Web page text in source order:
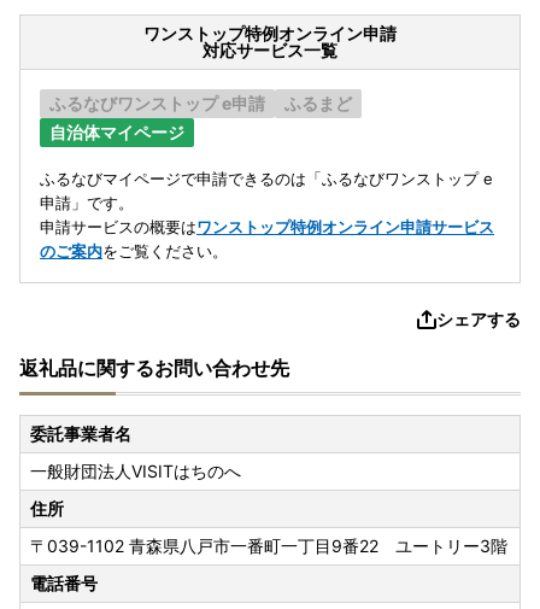
ワンストップ特例オンライン申請
対応サービス一覧
ふるなびワンストップ e申請
ふるまど
自治体マイページ
ふるなびマイページで申請できるのは「ふるなびワンストップ e
申請」です。
申請サービスの概要はワンストップ特例オンライン申請サービス
のご案内をご覧ください。
シェアする
返礼品に関するお問い合わせ先
委託事業者名
一般財団法人VISITはちのへ
住所
〒039-1102 青森県八戸市一番町一丁目9番22 ユートリー3階
電話番号